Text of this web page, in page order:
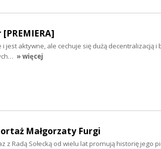
jest aktywne, ale cechuje się dużą decentralizacją i
» więcej
Małgorzaty Furgi
z Radą Sołecką od wielu lat promują historię jego